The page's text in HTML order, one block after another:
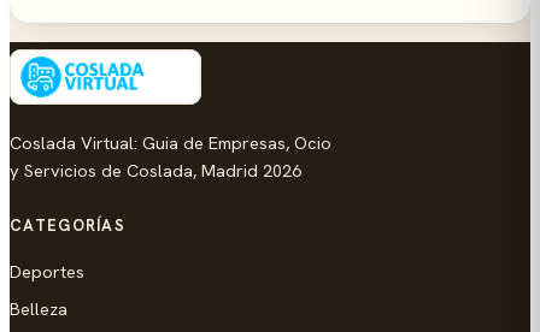
Coslada Virtual: Guia de Empresas, Ocio
y Servicios de Coslada, Madrid 2026
CATEGORÍAS
Deportes
Belleza